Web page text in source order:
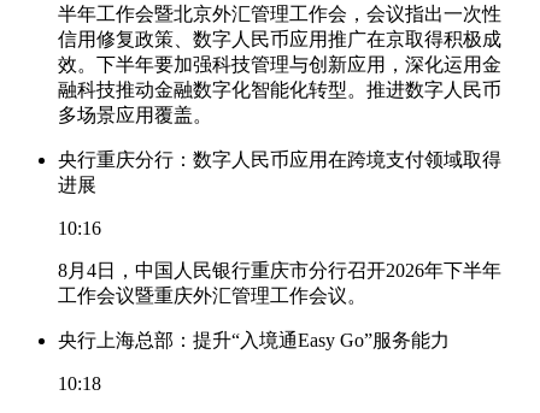
半年工作会暨北京外汇管理工作会，会议指出一次性
信用修复政策、数字人民币应用推广在京取得积极成
效。下半年要加强科技管理与创新应用，深化运用金
融科技推动金融数字化智能化转型。推进数字人民币
多场景应用覆盖。
央行重庆分行：数字人民币应用在跨境支付领域取得
进展
10:16
8月4日，中国人民银行重庆市分行召开2026年下半年
工作会议暨重庆外汇管理工作会议。
央行上海总部：提升“入境通Easy Go”服务能力
10:18